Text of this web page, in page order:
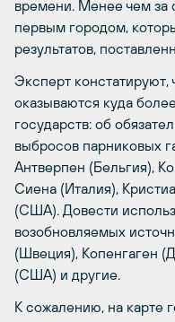
времени. Менее чем за
первым городом,
результатов,
Эксперт констатируют,
оказываются куда
государств: об
выбросов парниковых
Антверпен (Бельгия),
Сиена (Италия),
(США). Довести
возобновляемых
(Швеция), Копенгаген
(США) и другие.
К сожалению, на карте